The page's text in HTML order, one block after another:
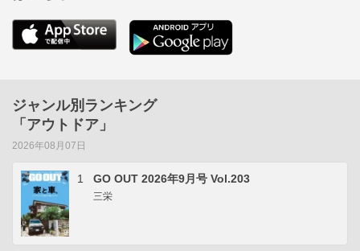
ジャンル別ランキング
「アウトドア」
2026年08月07日
1 GO OUT 2026年9月号 Vol.203
三栄